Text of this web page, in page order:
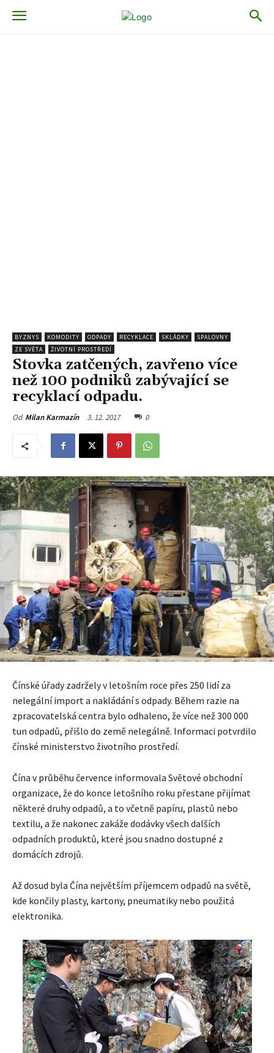
BYZNYS KOMODITY ODPADY RECYKLACE SKLÁDKY
SPALOVNY
ZE SVĚTA
ŽIVOTNÍ PROSTŘEDÍ
Stovka zatčených, zavřeno více
než 100 podniků zabývající se
recyklací odpadu.
Od Milan Karmazín 3. 12. 2017 0
Čínské úřady zadržely v letošním roce přes 250 lidí za
nelegální import a nakládání s odpady. Během razie na
zpracovatelská centra bylo odhaleno, že více než 300 000
tun odpadů, přišlo do země nelegálně. Informaci potvrdilo
čínské ministerstvo životního prostředí.
Čína v průběhu července informovala Světové obchodní
organizace, že do konce letošního roku přestane přijímat
některé druhy odpadů, a to včetně papíru, plastů nebo
textilu, a že nakonec zakáže dodávky všech dalších
odpadních produktů, které jsou snadno dostupné z
domácích zdrojů.
Až dosud byla Čína největším příjemcem odpadů na světě,
kde končily plasty, kartony, pneumatiky nebo použitá
elektronika.